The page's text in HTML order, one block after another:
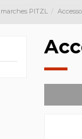
PITZL